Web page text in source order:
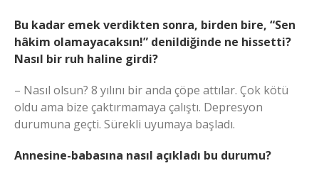
Bu kadar emek verdikten sonra, birden bire, “Sen
hâkim olamayacaksın!” denildiğinde ne hissetti?
Nasıl bir ruh haline girdi?
– Nasıl olsun? 8 yılını bir anda çöpe attılar. Çok kötü
oldu ama bize çaktırmamaya çalıştı. Depresyon
durumuna geçti. Sürekli uyumaya başladı.
Annesine-babasına nasıl açıkladı bu durumu?